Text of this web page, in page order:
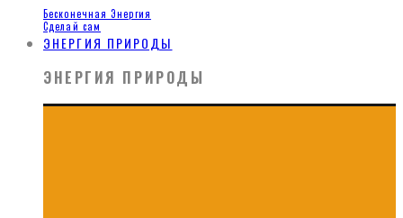
Бесконечная Энергия
Сделай сам
ЭНЕРГИЯ ПРИРОДЫ
ЭНЕРГИЯ ПРИРОДЫ